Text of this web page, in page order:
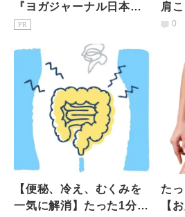
『ヨガジャーナル日本
版』予約購読のご案内
PR
肩
肩0
【便秘、冷え、むくみを
一気に解消】たった1分で
た
【